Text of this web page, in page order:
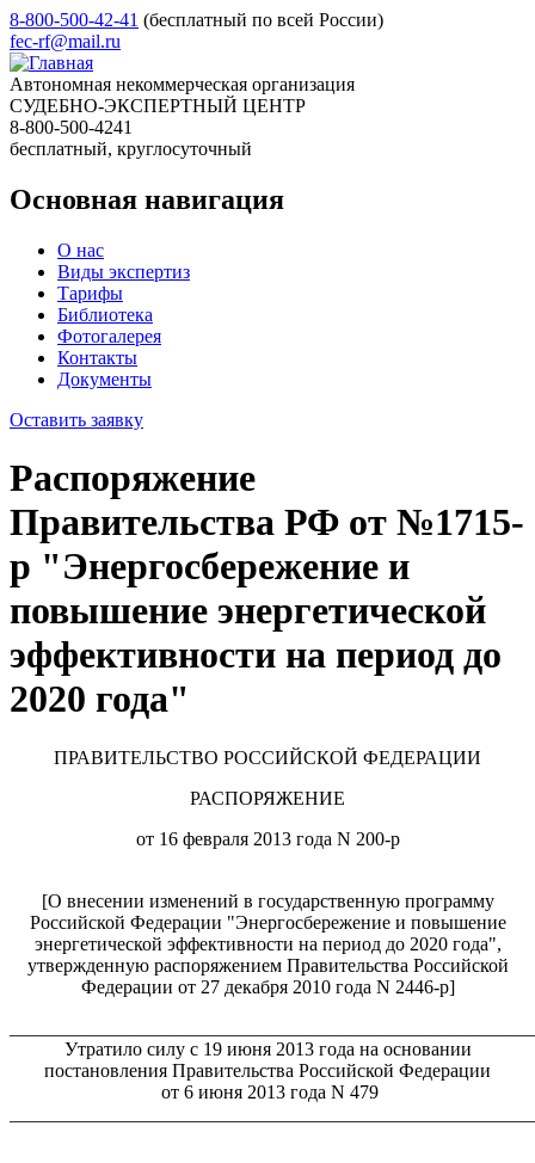
8-800-500-42-41 (бесплатный по всей России)
fec-rf@mail.ru
Автономная некоммерческая организация
СУДЕБНО-ЭКСПЕРТНЫЙ ЦЕНТР
8-800-500-4241
бесплатный, круглосуточный
Основная навигация
О нас
Виды экспертиз
Тарифы
Библиотека
Фотогалерея
Контакты
Документы
Оставить заявку
Распоряжение
Правительства РФ от №1715-
р "Энергосбережение и
повышение энергетической
эффективности на период до
2020 года"
ПРАВИТЕЛЬСТВО РОССИЙСКОЙ ФЕДЕРАЦИИ
РАСПОРЯЖЕНИЕ
от 16 февраля 2013 года N 200-р
[О внесении изменений в государственную программу
Российской Федерации "Энергосбережение и повышение
энергетической эффективности на период до 2020 года",
утвержденную распоряжением Правительства Российской
Федерации от 27 декабря 2010 года N 2446-р]
Утратило силу с 19 июня 2013 года на основании
постановления Правительства Российской Федерации
от 6 июня 2013 года N 479